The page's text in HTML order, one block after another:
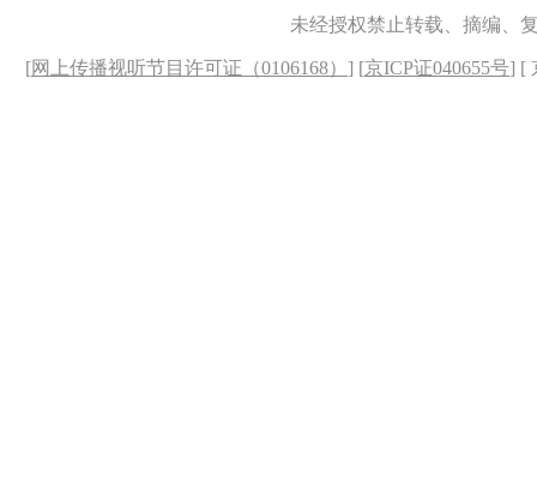
未经授权禁止转载、摘编、
[网上传播视听节目许可证（0106168） ] [京ICP证040655号] [